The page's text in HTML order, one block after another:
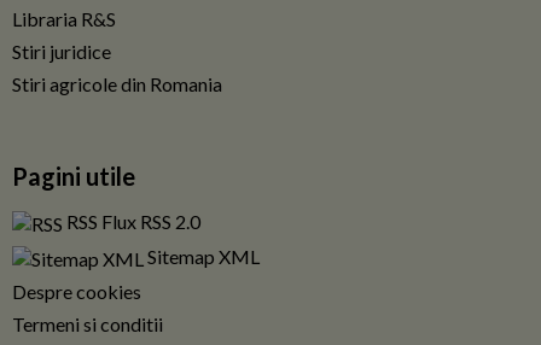
Libraria R&S
Stiri juridice
Stiri agricole din Romania
Pagini utile
RSS Flux RSS 2.0
Sitemap XML
Despre cookies
Termeni si conditii